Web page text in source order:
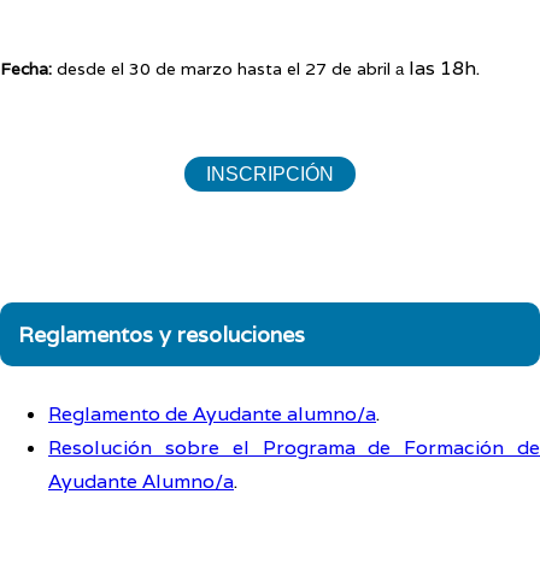
Fecha: desde el 30 de marzo hasta el 27 de abril alas 18h.
INSCRIPCIÓN
Reglamentos y resoluciones
Reglamento de Ayudante alumno/a.
Resolución sobre el Programa de Formación de
Ayudante Alumno/a.